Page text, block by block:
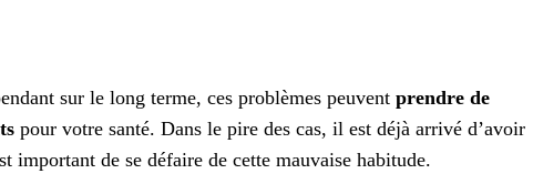
sur le long terme, ces problèmes peuvent prendre de
pour votre santé. Dans le pire des cas, il est déjà arrivé d’avoir
important de se défaire de cette mauvaise habitude.